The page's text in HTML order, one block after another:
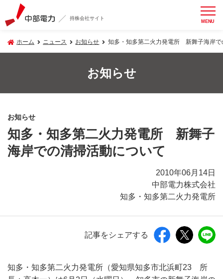
持株会社サイト MENU
ホーム ニュース お知らせ 知多・知多第二火力発電所 新舞子海岸で
お知らせ
お知らせ
知多・知多第二火力発電所 新舞子
海岸での清掃活動について
2010年06月14日
中部電力株式会社
知多・知多第二火力発電所
記事をシェアする
知多・知多第二火力発電所（愛知県知多市北浜町23 所